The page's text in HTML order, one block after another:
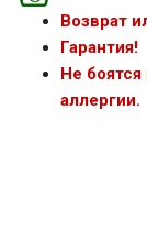
Возврат
Гарантия!
Не
аллергии.